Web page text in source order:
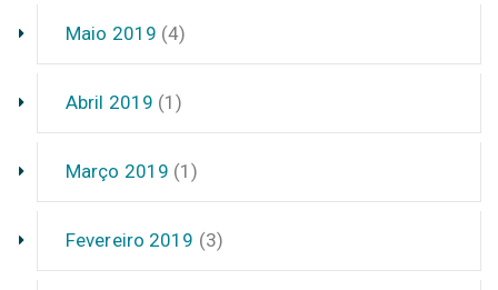
Maio 2019 (4)
Abril 2019 (1)
Março 2019 (1)
Fevereiro 2019 (3)